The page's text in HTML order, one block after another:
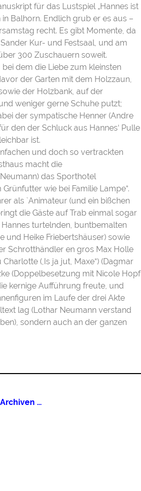
für das Lustspiel „Hannes ist
Balhorn. Endlich grub er es aus –
recht. Es gibt Momente, da
Kur- und Festsaal, und am
300 Zuschauern soweit.
dem die Liebe zum kleinsten
der Garten mit dem Holzzaun,
der Holzbank, auf der
weniger gerne Schuhe putzt;
der sympatische Henner (Andre
den der Schluck aus Hannes‘ Pulle
ist.
und doch so vertrackten
macht die
das Sporthotel
wie bei Familie Lampe“.
als `Animateur (und ein bißchen
die Gäste auf Trab einmal sogar
turtelnden, buntbemalten
und Heike Friebertshäuser) sowie
Schrotthändler en gros Max Holle
(,Is ja jut, Maxe“) (Dagmar
(Doppelbesetzung mit Nicole Hopf
kernige Aufführung freute, und
im Laufe der drei Akte
lag (Lothar Neumann verstand
sondern auch an der ganzen
…